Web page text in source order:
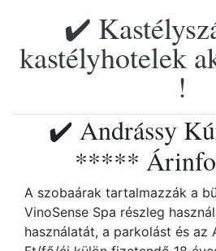
✔️
kastélyhotelek
!
✔️ Andrássy
*****
A szobaárak tartalmazzák a
VinoSense Spa részleg
használatát, a parkolást és az